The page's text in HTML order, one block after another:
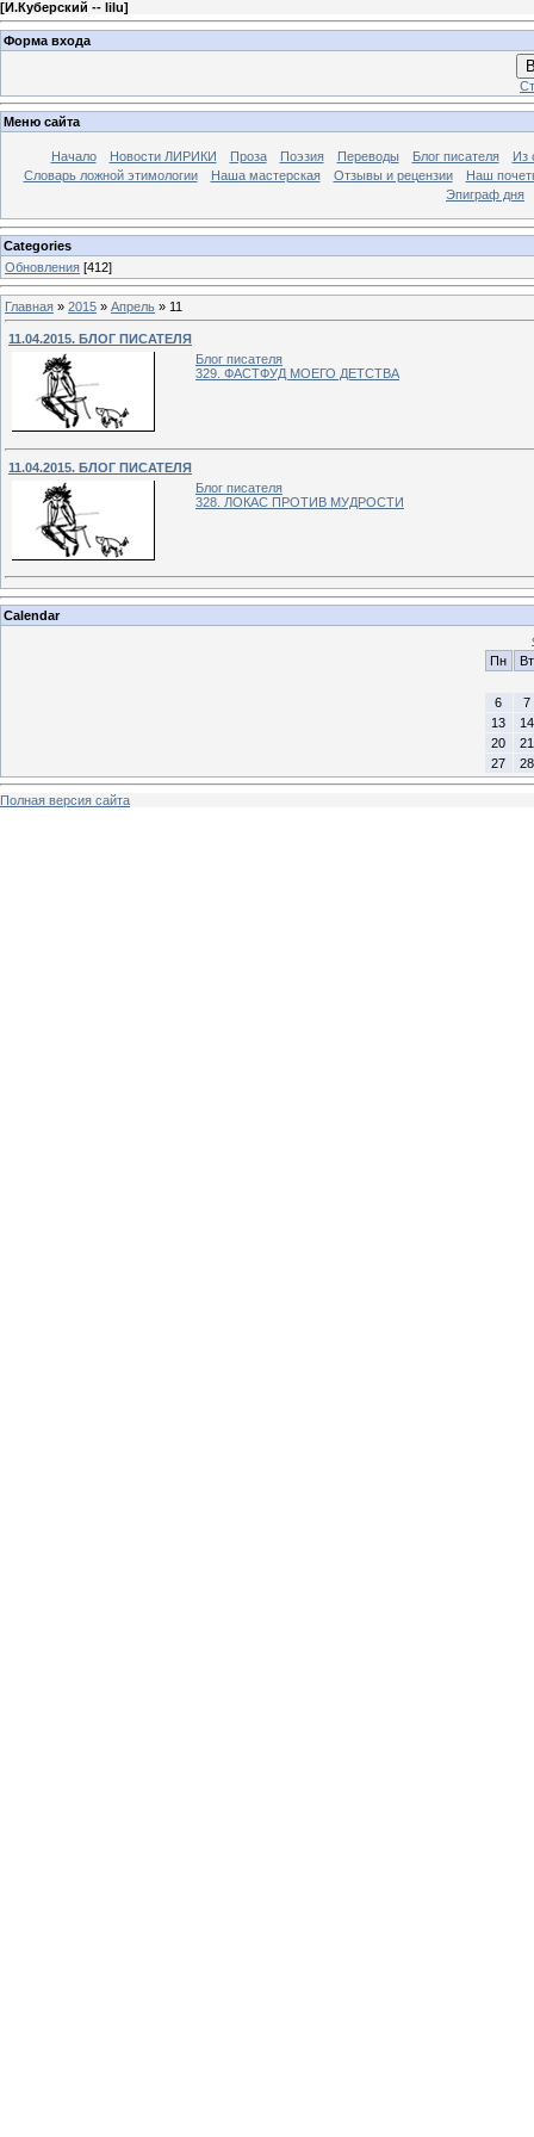
[И.Куберский -- lilu]
Форма входа
Меню сайта
Начало Новости ЛИРИКИ Проза Поэзия Переводы Блог писателя
Из
Словарь ложной этимологии
Наша мастерская Отзывы и рецензии
Наш
Эпиграф дня
Categories
Обновления [412]
Главная » 2015 » Апрель » 11
11.04.2015. БЛОГ ПИСАТЕЛЯ
Блог писателя
329. ФАСТФУД МОЕГО ДЕТСТВА
11.04.2015. БЛОГ ПИСАТЕЛЯ
Блог писателя
328. ЛОКАС ПРОТИВ МУДРОСТИ
Calendar
Пн
Вт
6
7
13
14
20
21
27
28
Полная версия сайта